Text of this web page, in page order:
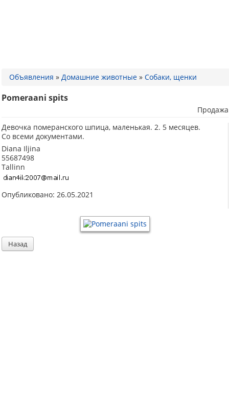
Объявления » Домашние животные » Собаки, щенки
Pomeraani spits
Продажа
Девочка померанского шпица, маленькая. 2. 5 месяцев.
Со всеми документами.
Diana Iljina
55687498
Tallinn
Опубликовано: 26.05.2021
Назад